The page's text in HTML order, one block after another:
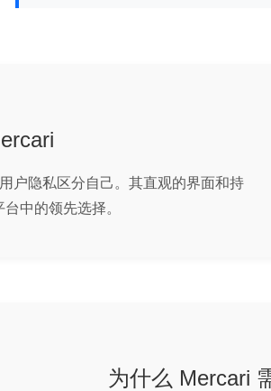
户隐私区分自己。其直观的界面和持
中的领先选择。
为什么 Mercari